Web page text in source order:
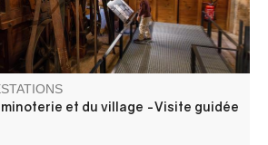
et du village -Visite guidée